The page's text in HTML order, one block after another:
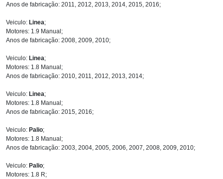
Anos de fabricação: 2011, 2012, 2013, 2014, 2015, 2016;
Veiculo: Linea;
Motores: 1.9 Manual;
Anos de fabricação: 2008, 2009, 2010;
Veiculo: Linea;
Motores: 1.8 Manual;
Anos de fabricação: 2010, 2011, 2012, 2013, 2014;
Veiculo: Linea;
Motores: 1.8 Manual;
Anos de fabricação: 2015, 2016;
Veiculo: Palio;
Motores: 1.8 Manual;
Anos de fabricação: 2003, 2004, 2005, 2006, 2007, 2008, 2009, 2010;
Veiculo: Palio;
Motores: 1.8 R;